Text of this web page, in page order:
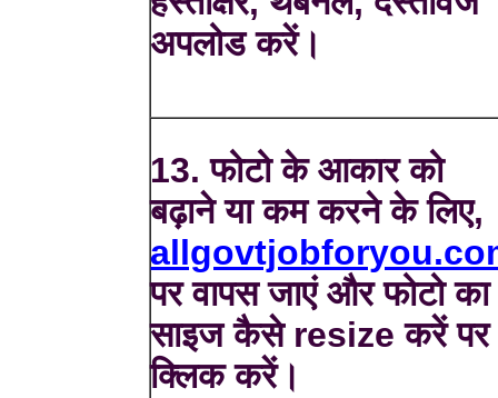
अपलोड करें।
13. फोटो के आकार को
बढ़ाने या कम करने के लिए,
पर वापस जाएं और फोटो का
साइज कैसे resize करें पर
क्लिक करें।